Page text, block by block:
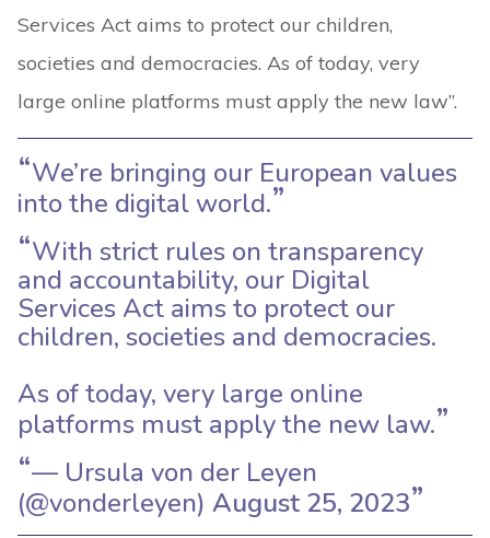
Services Act aims to protect our children,
societies and democracies. As of today, very
large online platforms must apply the new law”.
We’re bringing our European values
into the digital world.
With strict rules on transparency
and accountability, our Digital
Services Act aims to protect our
children, societies and democracies.
As of today, very large online
platforms must apply the new law.
— Ursula von der Leyen
(@vonderleyen) August 25, 2023